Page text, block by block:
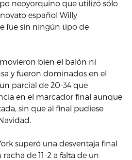
neoyorquino que utilizó sólo
español Willy
fue sin ningún tipo de
bien el balón ni
y fueron dominados en el
parcial de 20-34 que
en el marcador final aunque
sin que al final pudiese
superó una desventaja final
de 11-2 a falta de un